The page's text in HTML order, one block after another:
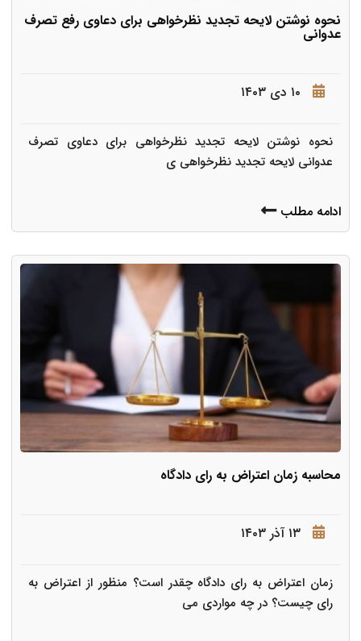
نحوه نوشتن لایحه تجدید نظرخواهی برای دعاوی رفع تصرف
عدوانی
۱۰ دی ۱۴۰۳
نحوه نوشتن لایحه تجدید نظرخواهی برای دعاوی تصرف
عدوانی لایحه تجدید نظرخواهی ی
ادامه مطلب
محاسبه زمان اعتراض به رای دادگاه
۱۳ آذر ۱۴۰۳
زمان اعتراض به رای دادگاه چقدر است؟ منظور از اعتراض به
رای چیست؟ در چه مواردی می